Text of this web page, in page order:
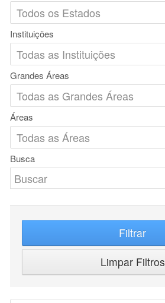
Instituições
Grandes Áreas
Áreas
Busca
Filtrar
Limpar Filtros